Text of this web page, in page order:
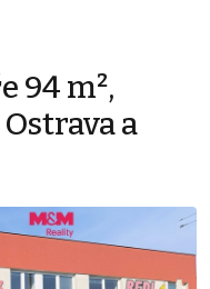
94 m²,
a